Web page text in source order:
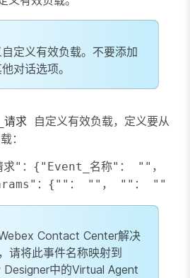
定义有效负载。不要添加
对话选项。
求
自定义有效负载，定义要从
：
"：{"Event_名称"： ""，
Contact Center解决
请将此事件名称映射到
Designer中的Virtual Agent